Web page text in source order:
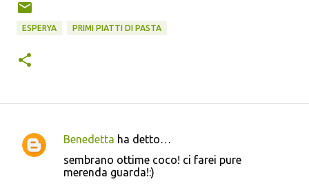
ESPERYA PRIMI PIATTI DI PASTA
C
Benedetta ha detto…
sembrano ottime coco! ci farei pure
merenda guarda!:)